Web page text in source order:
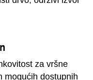
za vršne
mogućih dostupnih